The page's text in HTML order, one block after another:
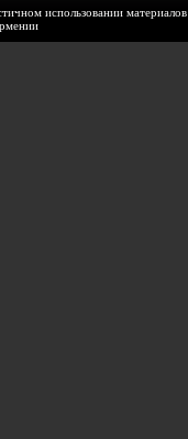
использовании